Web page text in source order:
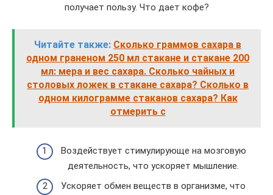
получает пользу. Что дает кофе?
Читайте также: Сколько граммов сахара в
одном граненом 250 мл стакане и стакане 200
мл: мера и вес сахара. Сколько чайных и
столовых ложек в стакане сахара? Сколько в
одном килограмме стаканов сахара? Как
отмерить с
Воздействует стимулирующе на мозговую
деятельность, что ускоряет мышление.
Ускоряет обмен веществ в организме, что